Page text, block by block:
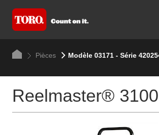
Pièces Modèle 03171 - Série
Reelmaster®